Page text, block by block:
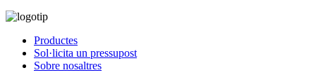
Productes
Sol·licita un pressupost
Sobre nosaltres